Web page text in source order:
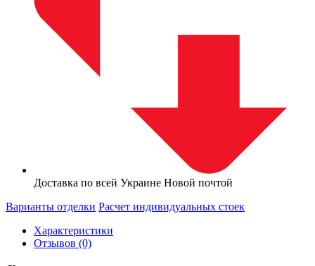
Доставка по всей Украине Новой почтой
Варианты отделки Расчет индивидуальных стоек
Характеристики
Отзывов (0)